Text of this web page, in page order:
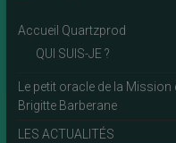
Accueil Quartzprod
QUI SUIS-JE ?
Le petit oracle de la
Brigitte Barberane
LES ACTUALITÉS